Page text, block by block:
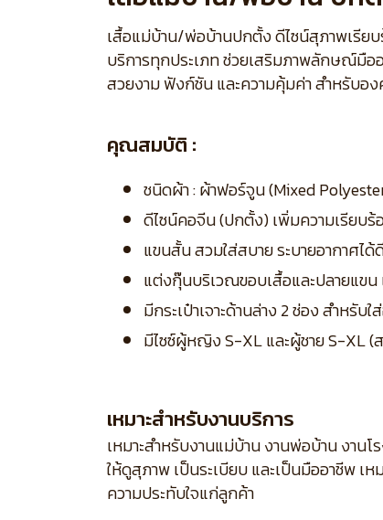
เสื้อแม่บ้าน/พ่อบ้านปกตั้ง ดีไซน์สุภาพเรียบ
บริการทุกประเภท ช่วยเสริมภาพลักษณ์มือ
สวยงาม ฟังก์ชัน และความคุ้มค่า สำหรับ
คุณสมบัติ :
ชนิดผ้า : ผ้าฟอร์จูน (Mixed
ดีไซน์คอจีน (ปกตั้ง) เพิ่มความเรียบ
แขนสั้น สวมใส่สบาย ระบายอากาศไ
แต่งกุ๊นบริเวณขอบเสื้อและปลายแข
มีกระเป๋าเจาะด้านล่าง 2 ช่อง สำหรั
มีไซซ์ผู้หญิง S-XL และผู้ชาย S-XL (
เหมาะสำหรับงานบริการ
เหมาะสำหรับงานแม่บ้าน งานพ่อบ้าน งา
ให้ดูสุภาพ เป็นระเบียบ และเป็นมืออาชีพ เ
ความประทับใจแก่ลูกค้า